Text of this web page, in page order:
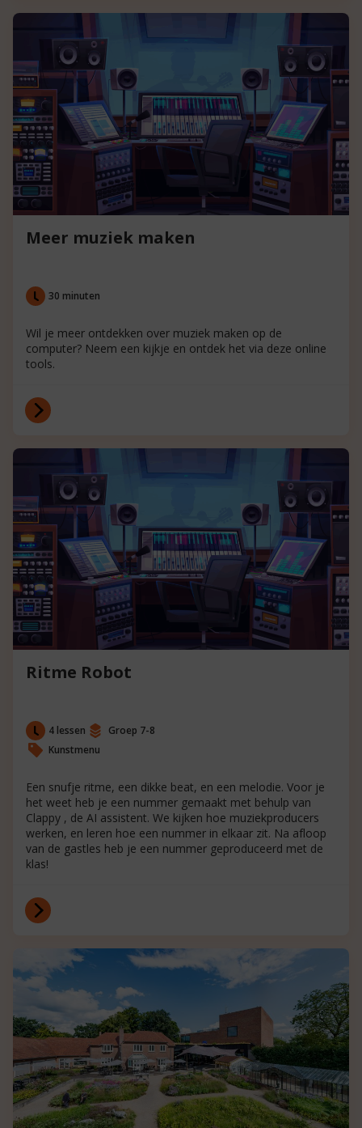
Meer muziek maken
30 minuten
Wil je meer ontdekken over muziek maken op de
computer? Neem een kijkje en ontdek het via deze online
tools.
Ritme Robot
4 lessen
Groep 7-8
Kunstmenu
Een snufje ritme, een dikke beat, en een melodie. Voor je
het weet heb je een nummer gemaakt met behulp van
Clappy , de AI assistent. We kijken hoe muziekproducers
werken, en leren hoe een nummer in elkaar zit. Na afloop
van de gastles heb je een nummer geproduceerd met de
klas!